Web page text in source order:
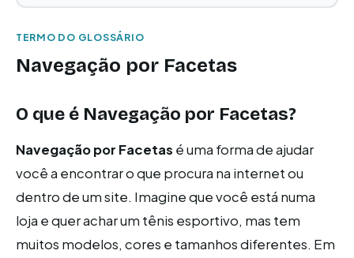
TERMO DO GLOSSÁRIO
Navegação por Facetas
O que é Navegação por Facetas?
Navegação por Facetas é uma forma de ajudar
você a encontrar o que procura na internet ou
dentro de um site. Imagine que você está numa
loja e quer achar um tênis esportivo, mas tem
muitos modelos, cores e tamanhos diferentes. Em